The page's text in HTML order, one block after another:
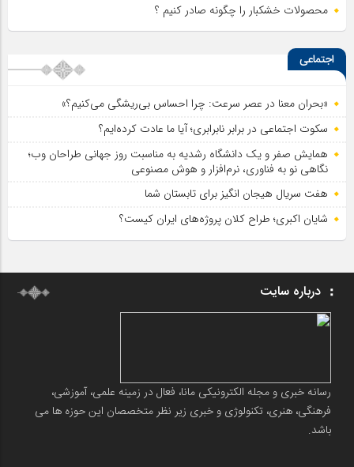
محصولات خشکبار را چگونه صادر کنیم ؟
اجتماعی
«بحران معنا در عصر سرعت: چرا احساس بی‌ریشگی می‌کنیم؟»
سکوت اجتماعی در برابر نابرابری؛ آیا ما عادت کرده‌ایم؟
همایش صفر و یک دانشگاه رشدیه به مناسبت روز جهانی طراحان وب؛
نگاهی نو به فناوری، نرم‌افزار و هوش مصنوعی
هفت سریال هیجان انگیز برای تابستان شما
شایان اکبری؛ طراح کلان پروژه‌های ایران کیست؟
درباره سایت
رسانه خبری و مجله الکترونیکی مانا، فعال در زمینه علمی، آموزشی،
فرهنگی، هنری، تکنولوژی و خبری زیر نظر متخصصان این حوزه ها می
باشد.